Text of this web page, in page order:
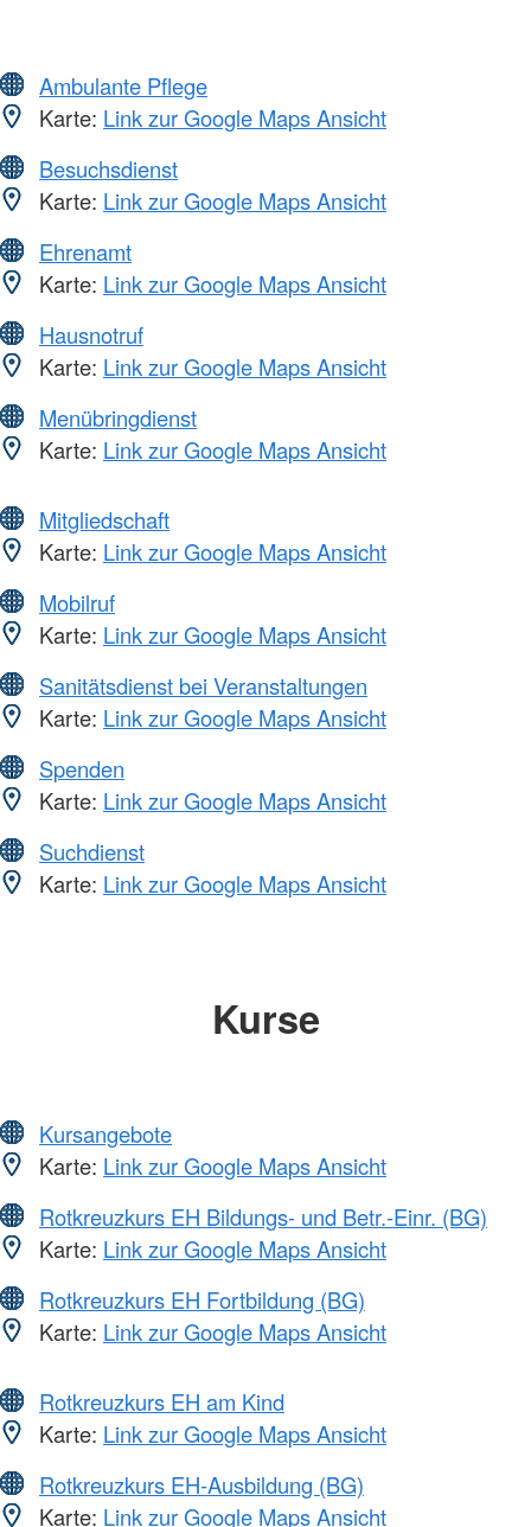
Ambulante Pflege
Karte: Link zur Google Maps Ansicht
Besuchsdienst
Karte: Link zur Google Maps Ansicht
Ehrenamt
Karte: Link zur Google Maps Ansicht
Hausnotruf
Karte: Link zur Google Maps Ansicht
Menübringdienst
Karte: Link zur Google Maps Ansicht
Mitgliedschaft
Karte: Link zur Google Maps Ansicht
Mobilruf
Karte: Link zur Google Maps Ansicht
Sanitätsdienst bei Veranstaltungen
Karte: Link zur Google Maps Ansicht
Spenden
Karte: Link zur Google Maps Ansicht
Suchdienst
Karte: Link zur Google Maps Ansicht
Kurse
Kursangebote
Karte: Link zur Google Maps Ansicht
Rotkreuzkurs EH Bildungs- und Betr.-Einr. (BG)
Karte: Link zur Google Maps Ansicht
Rotkreuzkurs EH Fortbildung (BG)
Karte: Link zur Google Maps Ansicht
Rotkreuzkurs EH am Kind
Karte: Link zur Google Maps Ansicht
Rotkreuzkurs EH-Ausbildung (BG)
Karte: Link zur Google Maps Ansicht